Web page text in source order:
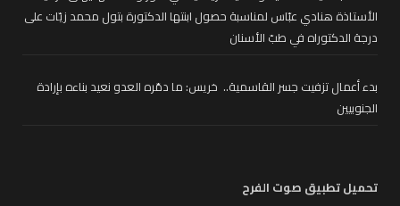
الأستاذة هنادي عبّاس لمناسبة حصول ابنتها الدكتورة بتول محمد زيّات على
درجة الدكتوراه في طبّ الأسنان
بدء أعمال تزفيت جسر القاسمية.. خريس: ما دمّره العدو نعيد بناءه بإرادة
الجنوبيين
تحميل تطبيق صوت الفرح